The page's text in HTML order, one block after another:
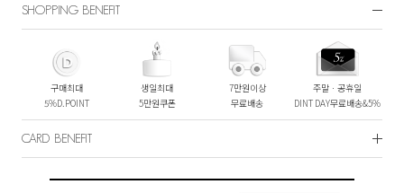
SHOPPING BENEFIT
구매최대
5%D.POINT
생일최대
5만원쿠폰
7만원이상
무료배송
주말ㆍ공휴일
DINT DAY무료배송&5%
CARD BENEFIT